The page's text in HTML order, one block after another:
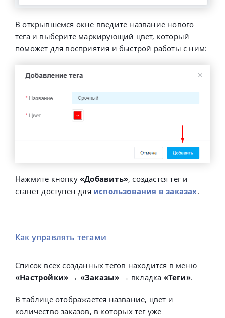
В открывшемся окне введите название нового
тега и выберите маркирующий цвет, который
поможет для восприятия и быстрой работы с ним:
Нажмите кнопку «Добавить», создастся тег и
станет доступен для использования в заказах.
Как управлять тегами
Список всех созданных тегов находится в меню
«Настройки» → «Заказы» → вкладка «Теги».
В таблице отображается название, цвет и
количество заказов, в которых тег уже